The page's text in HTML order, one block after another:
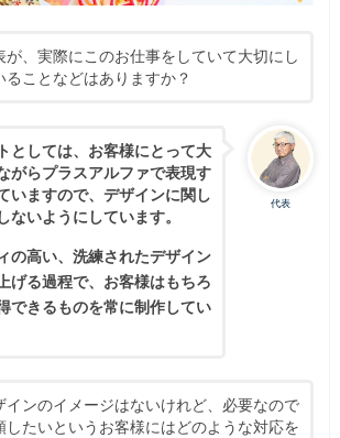
が、実際にこのお仕事をしていて大切にし
ることなどはありますか？
代表
としては、お客様にとって大
がらプラスアルファで表現す
いますので、デザインに関し
ないようにしています。
の高い、洗練されたデザイン
げる過程で、お客様はもちろ
できるものを常に制作してい
インのイメージはないけれど、必要なので
したいというお客様にはどのような対応を